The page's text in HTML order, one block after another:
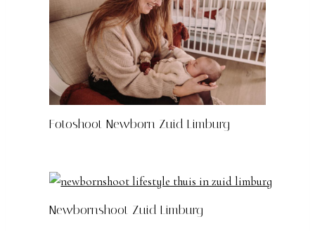
Fotoshoot Newborn Zuid Limburg
Newbornshoot Zuid Limburg